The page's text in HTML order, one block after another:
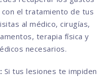
el tratamiento de tus
al médico, cirugías,
terapia física y
necesarios.
Si tus lesiones te impiden